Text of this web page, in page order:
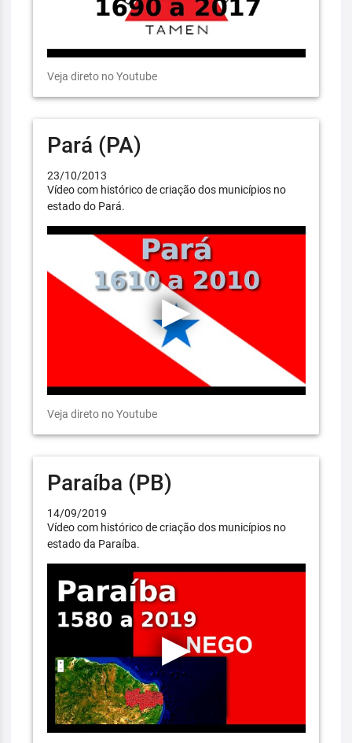
Veja direto no Youtube
Pará (PA)
23/10/2013
Vídeo com histórico de criação dos municípios no
estado do Pará.
Veja direto no Youtube
Paraíba (PB)
14/09/2019
Vídeo com histórico de criação dos municípios no
estado da Paraíba.